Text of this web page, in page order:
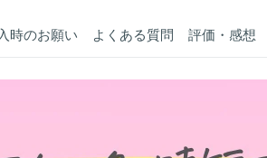
時のお願い よくある質問 評価・感想